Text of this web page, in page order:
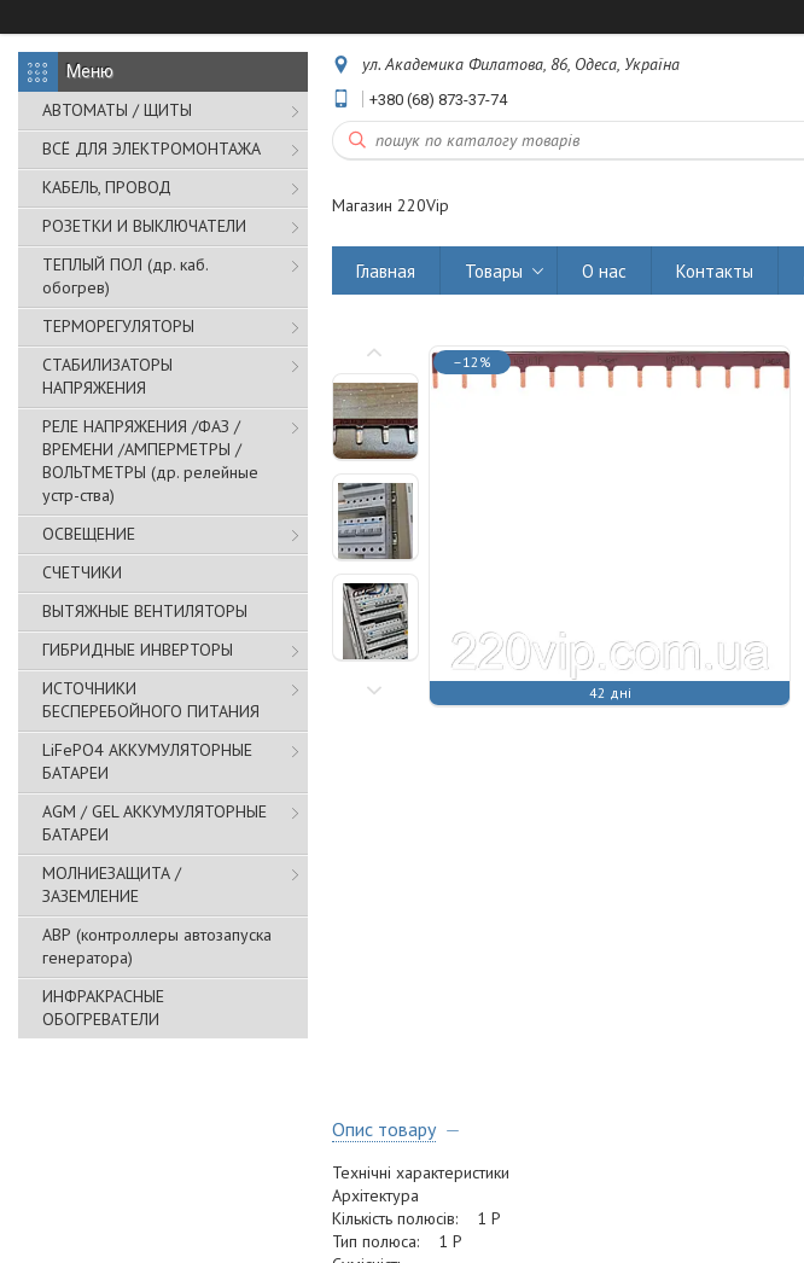
АВТОМАТЫ / ЩИТЫ
ВСЁ ДЛЯ ЭЛЕКТРОМОНТАЖА
КАБЕЛЬ, ПРОВОД
РОЗЕТКИ И ВЫКЛЮЧАТЕЛИ
ТЕПЛЫЙ ПОЛ (др. каб.
обогрев)
ТЕРМОРЕГУЛЯТОРЫ
СТАБИЛИЗАТОРЫ
НАПРЯЖЕНИЯ
РЕЛЕ НАПРЯЖЕНИЯ /ФАЗ /
ВРЕМЕНИ /АМПЕРМЕТРЫ /
ВОЛЬТМЕТРЫ (др. релейные
устр-ства)
ОСВЕЩЕНИЕ
СЧЕТЧИКИ
ВЫТЯЖНЫЕ ВЕНТИЛЯТОРЫ
ГИБРИДНЫЕ ИНВЕРТОРЫ
ИСТОЧНИКИ
БЕСПЕРЕБОЙНОГО ПИТАНИЯ
LiFePO4 АККУМУЛЯТОРНЫЕ
БАТАРЕИ
AGM / GEL АККУМУЛЯТОРНЫЕ
БАТАРЕИ
МОЛНИЕЗАЩИТА /
ЗАЗЕМЛЕНИЕ
АВР (контроллеры автозапуска
генератора)
ИНФРАКРАСНЫЕ
ОБОГРЕВАТЕЛИ
ул. Академика Филатова, 86, Одеса, Україна
+380 (68) 873-37-74
Магазин 220Vip
Главная Товары О нас Контакты
–12%
42 дні
Опис товару
Технічні характеристики
Архітектура
Кількість полюсів: 1 P
Тип полюса: 1 P